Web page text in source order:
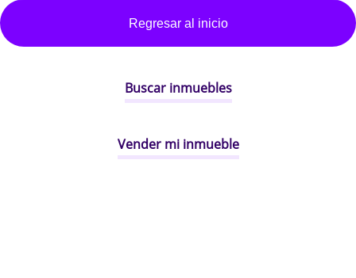
Regresar al inicio
Buscar inmuebles
Vender mi inmueble